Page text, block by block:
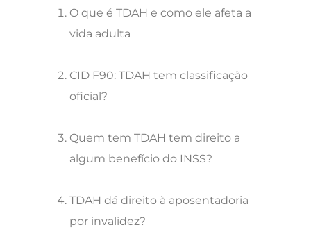
O que é TDAH e como ele afeta a
vida adulta
CID F90: TDAH tem classificação
oficial?
Quem tem TDAH tem direito a
algum benefício do INSS?
TDAH dá direito à aposentadoria
por invalidez?